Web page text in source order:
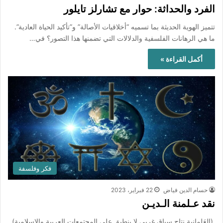
الفرد والحداثة: حوار مع تشارلز تايلور
تتميز الهوية الحديثة بما تسميه “أخلاقيات الأصالة” و”تأكيد الحياة العادية”.
ما هي الرهانات الفلسفية والدلالات التي تضمنها هذا التصور؟ في…
أكمل القراءة »
فكر وفلسفة
حسام الدين فياض 22 فبراير، 2023
نقد عـلمنة الـديـن